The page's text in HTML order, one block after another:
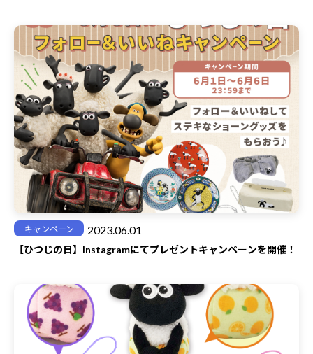
キャンペーン 2023.06.01
【ひつじの日】Instagramにてプレゼントキャンペーンを開催！